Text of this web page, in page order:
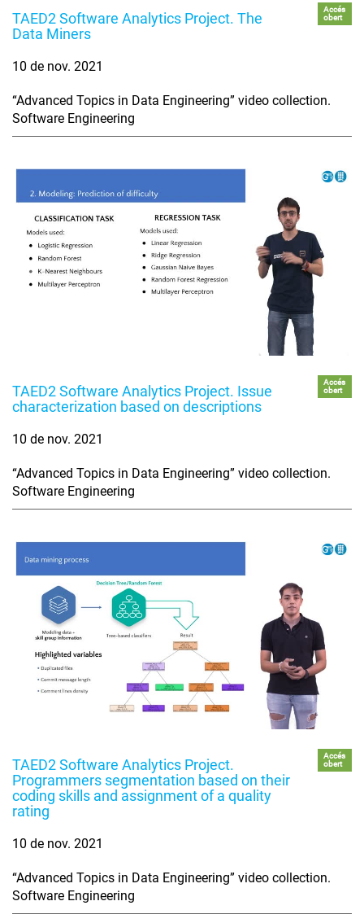
TAED2 Software Analytics Project. The
Data Miners
Accés
obert
10 de nov. 2021
“Advanced Topics in Data Engineering” video collection.
Software Engineering
TAED2 Software Analytics Project. Issue
characterization based on descriptions
Accés
obert
10 de nov. 2021
“Advanced Topics in Data Engineering” video collection.
Software Engineering
TAED2 Software Analytics Project.
Programmers segmentation based on their
coding skills and assignment of a quality
rating
Accés
obert
10 de nov. 2021
“Advanced Topics in Data Engineering” video collection.
Software Engineering